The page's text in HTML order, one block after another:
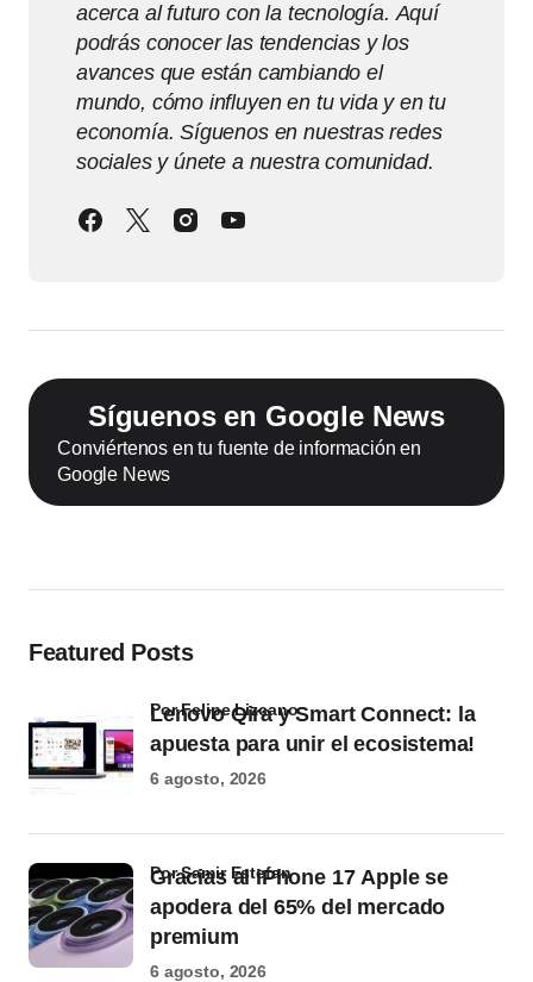
acerca al futuro con la tecnología. Aquí
podrás conocer las tendencias y los
avances que están cambiando el
mundo, cómo influyen en tu vida y en tu
economía. Síguenos en nuestras redes
sociales y únete a nuestra comunidad.
Síguenos en Google News
Conviértenos en tu fuente de información en
Google News
Featured Posts
Lenovo Qira y Smart Connect: la
apuesta para unir el ecosistema!
por Felipe Lizcano
6 agosto, 2026
Gracias al iPhone 17 Apple se
apodera del 65% del mercado
premium
por Samir Estefan
6 agosto, 2026